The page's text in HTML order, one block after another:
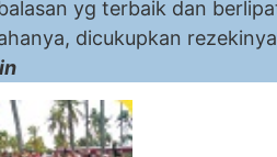
yg terbaik dan
dicukupkan